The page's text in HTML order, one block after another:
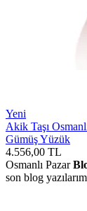
Yeni
Akik Taşı
Gümüş Yüzük
4.556,00 TL
Osmanlı Pazar
son blog